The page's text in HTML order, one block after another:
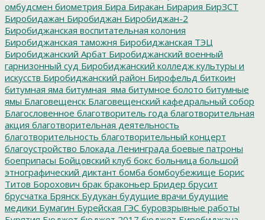
омбудсмен биометрия Бира Биракан Бирария БирЗСТ
Биробидажан Биробиджан Биробиджан-2
Биробиджанская воспитательная колония
Биробиджанская таможня Биробиджанская ТЭЦ
Биробиджанский Арбат Биробиджанский военный
гарнизонный суд Биробиджанский колледж культуры и
искусств Биробиджанский район Бирофельд биткоин
битумная яма битумная_яма битумное болото битумные
ямы Благовещенск Благовещенский кафедральный собор
Благословенное благотворитель года благотворительная
акция благотворительная деятельность
благотворительность благотворительный концерт
благоустройство Блокада Ленинграда боевые патроны
боеприпасы Бойцовский клуб бокс больница большой
этнографический диктант бомба бомбоубежище Борис
Титов Борохович брак браконьер Бридер брусит
брусчатка Брянск Будукан будущие врачи будущие
медики Бумагин Бурейская ГЭС буровзрывные работы